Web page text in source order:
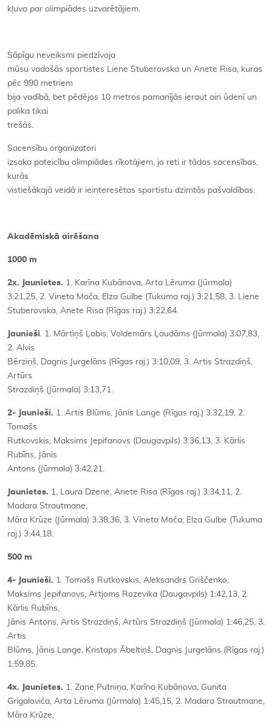
kļuva par olimpiādes uzvarētājiem.
Sāpīgu neveiksmi piedzīvoja
mūsu vadošās sportistes Liene Stuberovska un Anete Risa, kuras
pēc 990 metriem
bija vadībā, bet pēdējos 10 metros pamanījās ieraut airi ūdenī un
palika tikai
trešās.
Sacensību organizatori
izsaka pateicību olimpiādes rīkotājiem, jo reti ir tādas sacensības,
kurās
vistiešākajā veidā ir ieinteresētas sportistu dzimtās pašvaldības.
Akadēmiskā airēšana
1000 m
2x. Jaunietes. 1. Karīna Kubānova, Arta Lēruma (Jūrmala)
3:21,25, 2. Vineta Moča, Elza Gulbe (Tukuma raj.) 3:21,58, 3. Liene
Stuberovska, Anete Risa (Rīgas raj.) 3:22,64.
Jaunieši . 1. Mārtiņš Ļabis, Voldemārs Ļaudāms (Jūrmala) 3:07,83,
2. Alvis
Bērziņš, Dagnis Jurgelāns (Rīgas raj.) 3:10,09, 3. Artis Strazdiņš,
Artūrs
Strazdiņš (Jūrmala) 3:13,71.
2- Jaunieši. 1. Artis Blūms, Jānis Lange (Rīgas raj.) 3:32,19, 2.
Tomašs
Rutkovskis, Maksims Jepifanovs (Daugavpils) 3:36,13, 3. Kārlis
Rubīns, Jānis
Antons (Jūrmala) 3:42,21.
Jaunietes. 1. Laura Dzene, Anete Risa (Rīgas raj.) 3:34,11, 2.
Madara Strautmane,
Māra Krūze (Jūrmala) 3:38,36, 3. Vineta Moča, Elza Gulbe (Tukuma
raj.) 3:44,18.
500 m
4- Jaunieši. 1. Tomašs Rutkovskis, Aleksandrs Griščenko,
Maksims Jepifanovs, Artjoms Rozevika (Daugavpils) 1:42,13, 2.
Kārlis Rubīns,
Jānis Antons, Artis Strazdiņš, Artūrs Strazdiņš (Jūrmala) 1:46,25, 3.
Artis
Blūms, Jānis Lange, Kristaps Ābeltiņš, Dagnis Jurgelāns (Rīgas raj.)
1:59,85.
4x. Jaunietes. 1. Zane Putniņa, Karīna Kubānova, Gunita
Grigaloviča, Arta Lēruma (Jūrmala) 1:45,15, 2. Madara Strautmane,
Māra Krūze,